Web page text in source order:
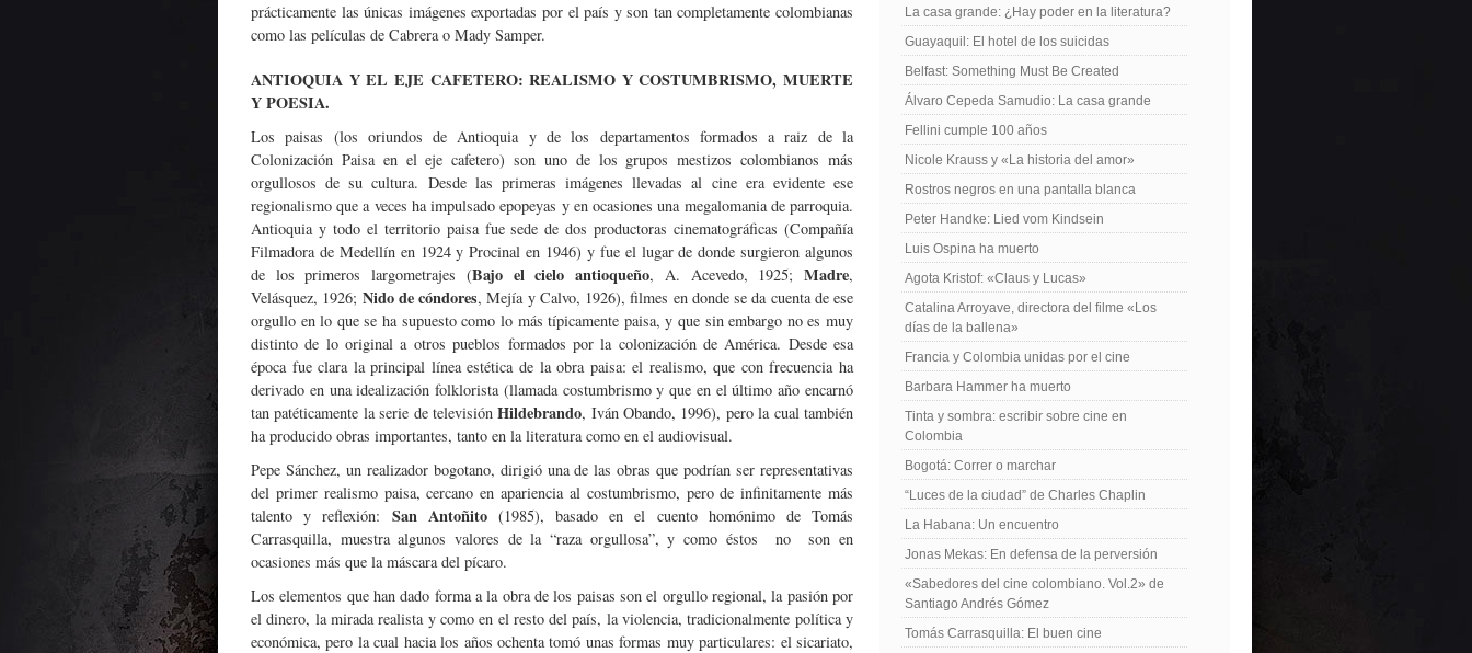
prácticamente las únicas imágenes exportadas por el país y son tan completamente colombianas
como las películas de Cabrera o Mady Samper.
ANTIOQUIA Y EL EJE CAFETERO: REALISMO Y COSTUMBRISMO, MUERTE
Y POESIA.
Los paisas (los oriundos de Antioquia y de los departamentos formados a raiz de la
Colonización Paisa en el eje cafetero) son uno de los grupos mestizos colombianos más
orgullosos de su cultura. Desde las primeras imágenes llevadas al cine era evidente ese
regionalismo que a veces ha impulsado epopeyas y en ocasiones una megalomania de parroquia.
Antioquia y todo el territorio paisa fue sede de dos productoras cinematográficas (Compañía
Filmadora de Medellín en 1924 y Procinal en 1946) y fue el lugar de donde surgieron algunos
de los primeros largometrajes (Bajo el cielo antioqueño, A. Acevedo, 1925;Madre,
Velásquez, 1926; Nido de cóndores, Mejía y Calvo, 1926), filmes en donde se da cuenta de ese
orgullo en lo que se ha supuesto como lo más típicamente paisa, y que sin embargo no es muy
distinto de lo original a otros pueblos formados por la colonización de América. Desde esa
época fue clara la principal línea estética de la obra paisa: el realismo, que con frecuencia ha
derivado en una idealización folklorista (llamada costumbrismo y que en el último año encarnó
tan patéticamente la serie de televisiónHildebrando, Iván Obando, 1996), pero la cual también
ha producido obras importantes, tanto en la literatura como en el audiovisual.
Pepe Sánchez, un realizador bogotano, dirigió una de las obras que podrían ser representativas
del primer realismo paisa, cercano en apariencia al costumbrismo, pero de infinitamente más
talento y reflexión: San Antoñito(1985), basado en el cuento homónimo de Tomás
Carrasquilla, muestra algunos valores de la “raza orgullosa”, y como éstos no son en
ocasiones más que la máscara del pícaro.
Los elementos que han dado forma a la obra de los paisas son el orgullo regional, la pasión por
el dinero, la mirada realista y como en el resto del país, la violencia, tradicionalmente política y
económica, pero la cual hacia los años ochenta tomó unas formas muy particulares: el sicariato,
La casa grande: ¿Hay poder en la literatura?
Guayaquil: El hotel de los suicidas
Belfast: Something Must Be Created
Álvaro Cepeda Samudio: La casa grande
Fellini cumple 100 años
Nicole Krauss y «La historia del amor»
Rostros negros en una pantalla blanca
Peter Handke: Lied vom Kindsein
Luis Ospina ha muerto
Agota Kristof: «Claus y Lucas»
Catalina Arroyave, directora del filme «Los
días de la ballena»
Francia y Colombia unidas por el cine
Barbara Hammer ha muerto
Tinta y sombra: escribir sobre cine en
Colombia
Bogotá: Correr o marchar
“Luces de la ciudad” de Charles Chaplin
La Habana: Un encuentro
Jonas Mekas: En defensa de la perversión
«Sabedores del cine colombiano. Vol.2» de
Santiago Andrés Gómez
Tomás Carrasquilla: El buen cine